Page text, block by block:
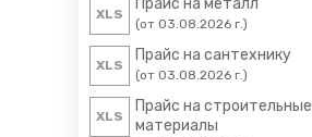
XLS
Прайс на металл
(от 03.08.2026 г.)
XLS
Прайс на сантехнику
(от 03.08.2026 г.)
XLS
Прайс на строительные
материалы